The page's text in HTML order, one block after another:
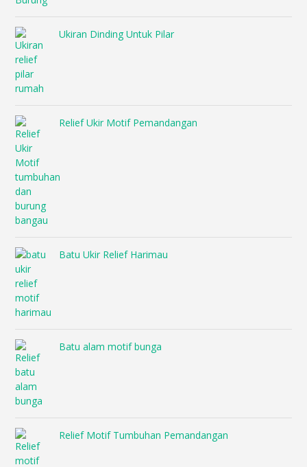
Ukiran Dinding Untuk Pilar
Relief Ukir Motif Pemandangan
Batu Ukir Relief Harimau
Batu alam motif bunga
Relief Motif Tumbuhan Pemandangan